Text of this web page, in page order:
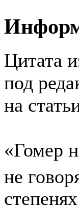
Цитата
под
на
«Гомер
не